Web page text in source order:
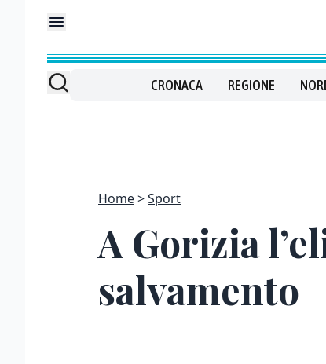
CRONACA REGIONE
Home Sport
A Gorizia
salvamento